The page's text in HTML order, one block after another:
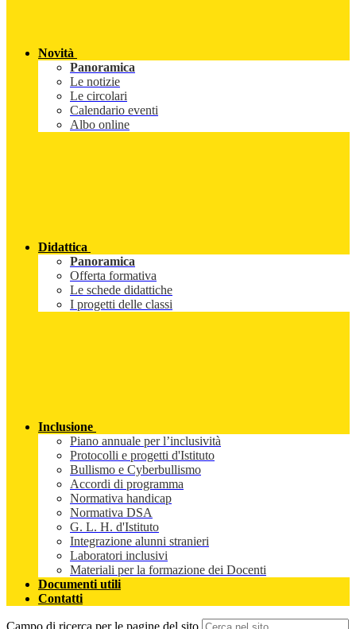
Novità
Panoramica
Le notizie
Le circolari
Calendario eventi
Albo online
Didattica
Panoramica
Offerta formativa
Le schede didattiche
I progetti delle classi
Inclusione
Piano annuale per l’inclusività
Protocolli e progetti d'Istituto
Bullismo e Cyberbullismo
Accordi di programma
Normativa handicap
Normativa DSA
G. L. H. d'Istituto
Integrazione alunni stranieri
Laboratori inclusivi
Materiali per la formazione dei Docenti
Documenti utili
Contatti